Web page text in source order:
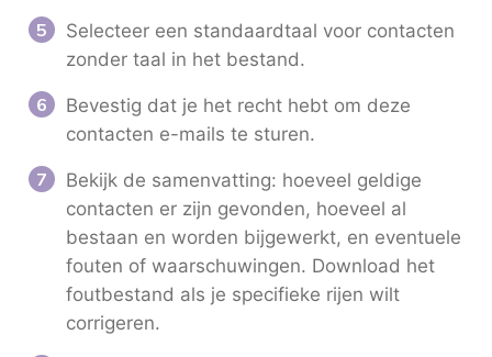
Selecteer een standaardtaal voor contacten
zonder taal in het bestand.
Bevestig dat je het recht hebt om deze
contacten e-mails te sturen.
Bekijk de samenvatting: hoeveel geldige
contacten er zijn gevonden, hoeveel al
bestaan en worden bijgewerkt, en eventuele
fouten of waarschuwingen. Download het
foutbestand als je specifieke rijen wilt
corrigeren.